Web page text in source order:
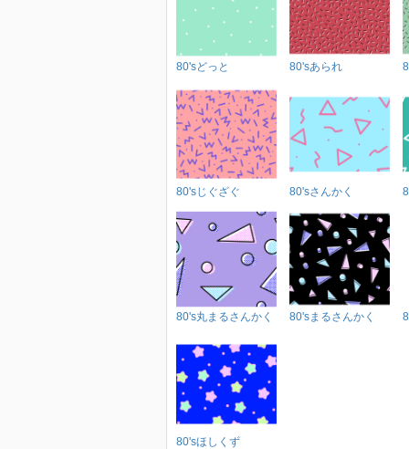
80'sどっと 80'sあられ
80'sじぐざぐ 80'sさんかく
80's丸まるさんかく 80'sまるさんかく
80'sほしくず